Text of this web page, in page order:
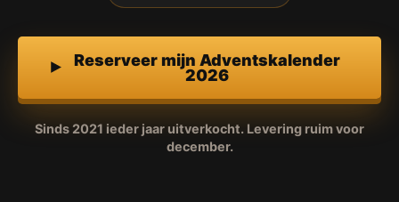
Reserveer mijn Adventskalender
2026
Sinds 2021 ieder jaar uitverkocht. Levering ruim voor
december.